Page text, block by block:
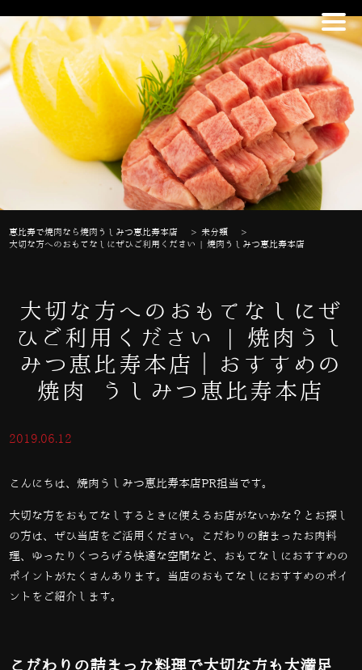
恵比寿で焼肉なら焼肉うしみつ恵比寿本店 >未分類
>
大切な方へのおもてなしにぜひご利用ください | 焼肉うしみつ恵比寿本店
大切な方へのおもてなしにぜ
ひご利用ください | 焼肉うし
みつ恵比寿本店｜おすすめの
焼肉 うしみつ恵比寿本店
2019.06.12
こんにちは、焼肉うしみつ恵比寿本店PR担当です。
大切な方をおもてなしするときに使えるお店がないかな？とお探し
の方は、ぜひ当店をご活用ください。こだわりの詰まったお肉料
理、ゆったりくつろげる快適な空間など、おもてなしにおすすめの
ポイントがたくさんあります。当店のおもてなしにおすすめのポイ
ントをご紹介します。